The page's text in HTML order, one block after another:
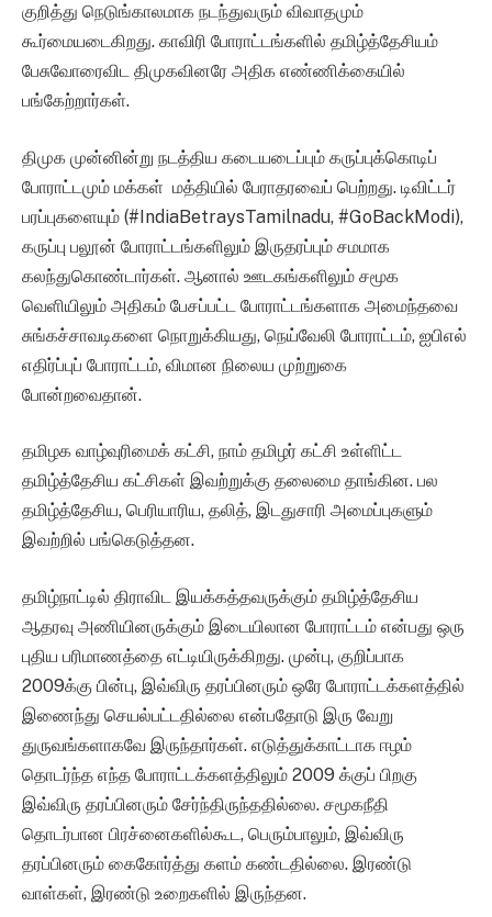
குறித்து நெடுங்காலமாக நடந்துவரும் விவாதமும்
கூர்மையடைகிறது. காவிரி போராட்டங்களில் தமிழ்த்தேசியம்
பேசுவோரைவிட திமுகவினரே அதிக எண்ணிக்கையில்
பங்கேற்றார்கள்.
திமுக முன்னின்று நடத்திய கடையடைப்பும் கருப்புக்கொடிப்
போராட்டமும் மக்கள் மத்தியில் பேராதரவைப் பெற்றது. டிவிட்டர்
பரப்புகளையும் (#IndiaBetraysTamilnadu, #GoBackModi),
கருப்பு பலூன் போராட்டங்களிலும் இருதரப்பும் சமமாக
கலந்துகொண்டார்கள். ஆனால் ஊடகங்களிலும் சமூக
வெளியிலும் அதிகம் பேசப்பட்ட போராட்டங்களாக அமைந்தவை
சுங்கச்சாவடிகளை நொறுக்கியது, நெய்வேலி போராட்டம், ஐபிஎல்
எதிர்ப்புப் போராட்டம், விமான நிலைய முற்றுகை
போன்றவைதான்.
தமிழக வாழ்வுரிமைக் கட்சி, நாம் தமிழர் கட்சி உள்ளிட்ட
தமிழ்த்தேசிய கட்சிகள் இவற்றுக்கு தலைமை தாங்கின. பல
தமிழ்த்தேசிய, பெரியாரிய, தலித், இடதுசாரி அமைப்புகளும்
இவற்றில் பங்கெடுத்தன.
தமிழ்நாட்டில் திராவிட இயக்கத்தவருக்கும் தமிழ்த்தேசிய
ஆதரவு அணியினருக்கும் இடையிலான போராட்டம் என்பது ஒரு
புதிய பரிமாணத்தை எட்டியிருக்கிறது. முன்பு, குறிப்பாக
2009க்கு பின்பு, இவ்விரு தரப்பினரும் ஒரே போராட்டக்களத்தில்
இணைந்து செயல்பட்டதில்லை என்பதோடு இரு வேறு
துருவங்களாகவே இருந்தார்கள். எடுத்துக்காட்டாக ஈழம்
தொடர்ந்த எந்த போராட்டக்களத்திலும் 2009 க்குப் பிறகு
இவ்விரு தரப்பினரும் சேர்ந்திருந்ததில்லை. சமூகநீதி
தொடர்பான பிரச்னைகளில்கூட, பெரும்பாலும், இவ்விரு
தரப்பினரும் கைகோர்த்து களம் கண்டதில்லை. இரண்டு
வாள்கள், இரண்டு உறைகளில் இருந்தன.